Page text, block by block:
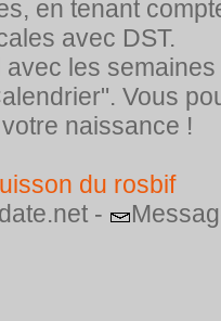
en tenant
avec DST.
les
Vous
naissance !
du rosbif
-